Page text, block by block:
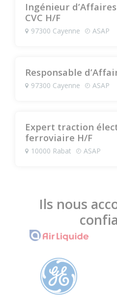
Ingénieur
CVC H/F
97300 Cayenne ASAP
Responsable
97300 Cayenne ASAP
Expert traction
ferroviaire H/F
10000 Rabat ASAP
Ils nous